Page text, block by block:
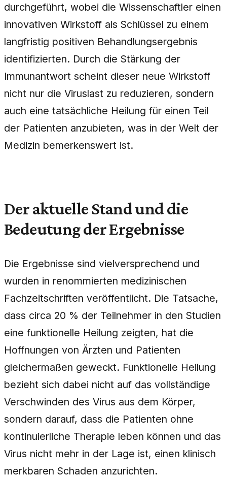
durchgeführt, wobei die Wissenschaftler einen
innovativen Wirkstoff als Schlüssel zu einem
langfristig positiven Behandlungsergebnis
identifizierten. Durch die Stärkung der
Immunantwort scheint dieser neue Wirkstoff
nicht nur die Viruslast zu reduzieren, sondern
auch eine tatsächliche Heilung für einen Teil
der Patienten anzubieten, was in der Welt der
Medizin bemerkenswert ist.
Der aktuelle Stand und die
Bedeutung der Ergebnisse
Die Ergebnisse sind vielversprechend und
wurden in renommierten medizinischen
Fachzeitschriften veröffentlicht. Die Tatsache,
dass circa 20 % der Teilnehmer in den Studien
eine funktionelle Heilung zeigten, hat die
Hoffnungen von Ärzten und Patienten
gleichermaßen geweckt. Funktionelle Heilung
bezieht sich dabei nicht auf das vollständige
Verschwinden des Virus aus dem Körper,
sondern darauf, dass die Patienten ohne
kontinuierliche Therapie leben können und das
Virus nicht mehr in der Lage ist, einen klinisch
merkbaren Schaden anzurichten.